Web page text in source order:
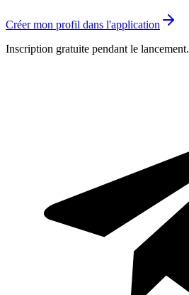
Créer mon profil dans l'application
Inscription gratuite pendant le lancement.